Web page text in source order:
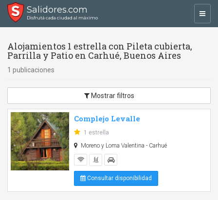
Salidores.com
Disfrutá cada ciudad al máximo
Alojamientos 1 estrella con Pileta cubierta,
Parrilla y Patio en Carhué, Buenos Aires
1 publicaciones
Mostrar filtros
Complejo Levalle
1 estrella
Moreno y Loma Valentina - Carhué
Consultar disponibilidad